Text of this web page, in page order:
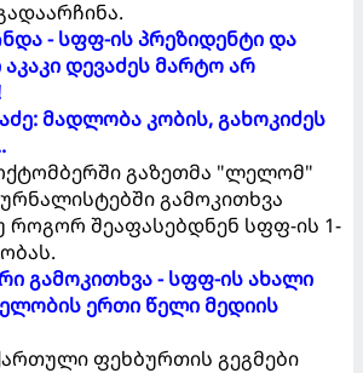
- სფფ-ის პრეზიდენტი და
აკაკი დევაძეს მარტო არ
მადლობა კობის, გახოკიძეს
გაზეთმა "ლელომ"
გამოკითხვა
როგორ შეაფასებდნენ სფფ-ის 1-
გამოკითხვა - სფფ-ის ახალი
ერთი წელი მედიის
ფეხბურთის გეგმები